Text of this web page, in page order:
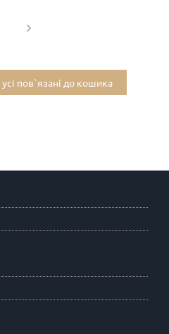
пов`язані до кошика